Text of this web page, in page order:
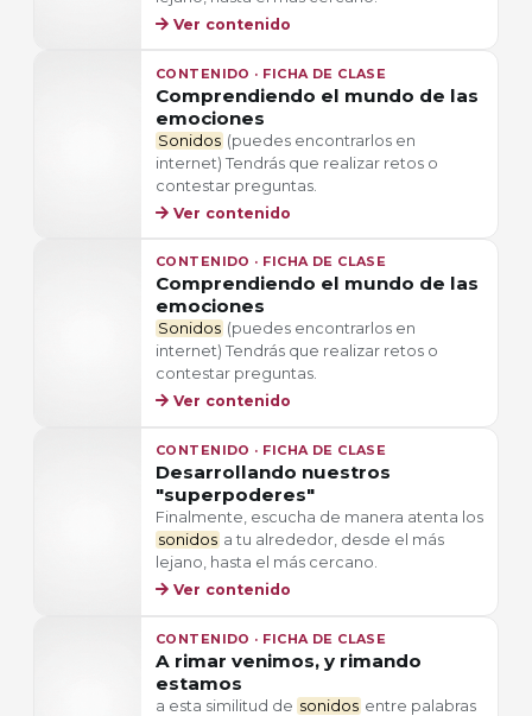
Ver contenido
CONTENIDO · FICHA DE CLASE
Comprendiendo el mundo de las
emociones
Sonidos (puedes encontrarlos en
internet) Tendrás que realizar retos o
contestar preguntas.
Ver contenido
CONTENIDO · FICHA DE CLASE
Comprendiendo el mundo de las
emociones
Sonidos (puedes encontrarlos en
internet) Tendrás que realizar retos o
contestar preguntas.
Ver contenido
CONTENIDO · FICHA DE CLASE
Desarrollando nuestros
"superpoderes"
Finalmente, escucha de manera atenta los
sonidos a tu alrededor, desde el más
lejano, hasta el más cercano.
Ver contenido
CONTENIDO · FICHA DE CLASE
A rimar venimos, y rimando
estamos
a esta similitud de sonidos entre palabras